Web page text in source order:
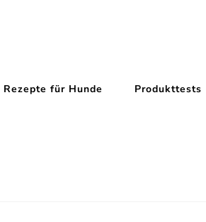
Rezepte für Hunde Produkttests